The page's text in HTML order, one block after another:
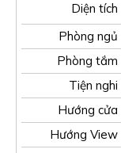
Diện tích
Phòng ngủ
Phòng tắm
Tiện nghi
Hướng cửa
Hướng View